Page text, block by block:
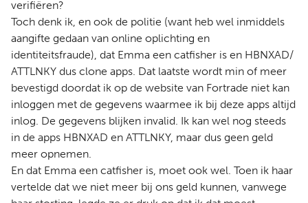
verifiëren?
Toch denk ik, en ook de politie (want heb wel inmiddels
aangifte gedaan van online oplichting en
identiteitsfraude), dat Emma een catfisher is en HBNXAD/
ATTLNKY dus clone apps. Dat laatste wordt min of meer
bevestigd doordat ik op de website van Fortrade niet kan
inloggen met de gegevens waarmee ik bij deze apps altijd
inlog. De gegevens blijken invalid. Ik kan wel nog steeds
in de apps HBNXAD en ATTLNKY, maar dus geen geld
meer opnemen.
En dat Emma een catfisher is, moet ook wel. Toen ik haar
vertelde dat we niet meer bij ons geld kunnen, vanwege